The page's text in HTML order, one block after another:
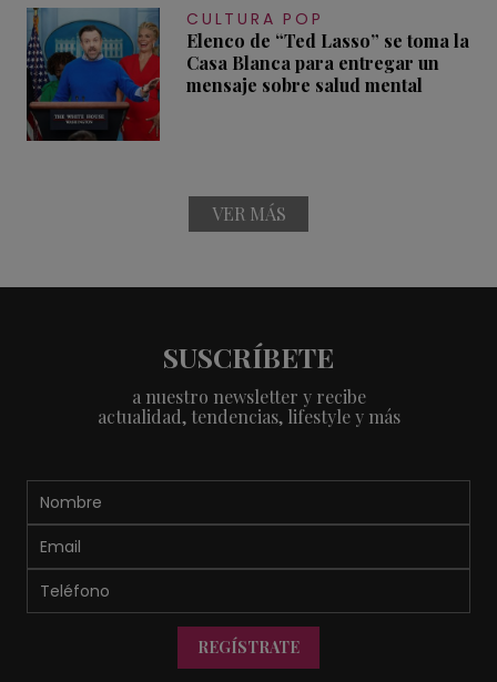
CULTURA POP
Elenco de “Ted Lasso” se toma la
Casa Blanca para entregar un
mensaje sobre salud mental
VER MÁS
SUSCRÍBETE
a nuestro newsletter y recibe
actualidad, tendencias, lifestyle y más
REGÍSTRATE